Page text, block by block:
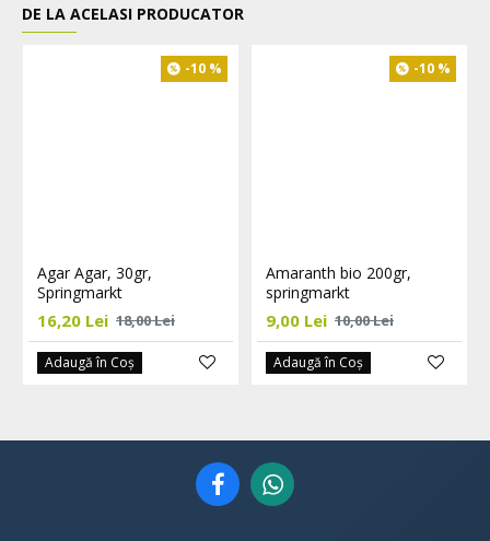
DE LA ACELASI PRODUCATOR
-10 %
Agar Agar, 30gr,
Springmarkt
16,20 Lei 18,00 Lei
Adaugă în Coş
-10 %
Amaranth bio 200gr,
springmarkt
9,00 Lei 10,00 Lei
Adaugă în Coş